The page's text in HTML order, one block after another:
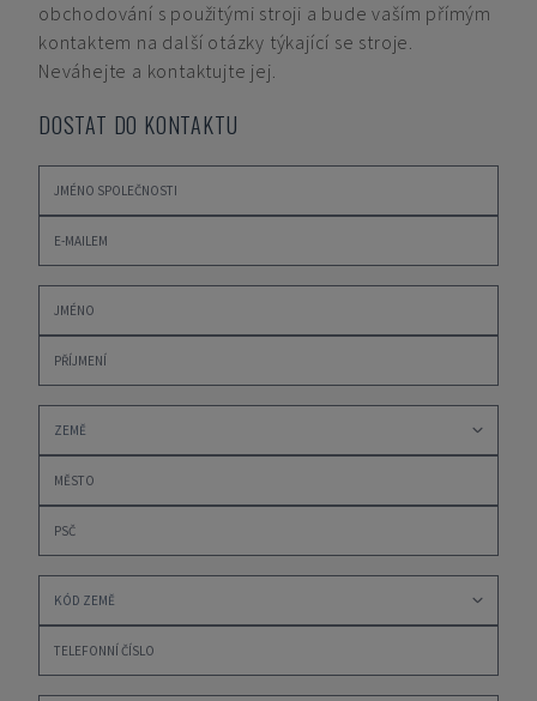
obchodování s použitými stroji a bude vaším přímým
kontaktem na další otázky týkající se stroje.
Neváhejte a kontaktujte jej.
DOSTAT DO KONTAKTU